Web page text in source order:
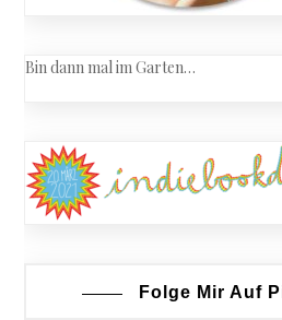
Bin dann mal im Garten…
Folge Mir Auf